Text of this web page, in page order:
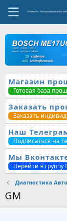
Магазин
Готовая база
Заказать
Заказать
Наш
Подписаться на
Мы
Перейти в группу
Диагностика
GM